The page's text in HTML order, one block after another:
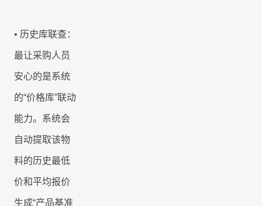
• 历史库联查：
最让采购人员
安心的是系统
的“价格库”联动
能力。系统会
自动提取该物
料的历史最低
价和平均报价
生成“产品基准